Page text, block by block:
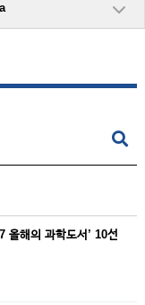
올해의 과학도서’ 10선